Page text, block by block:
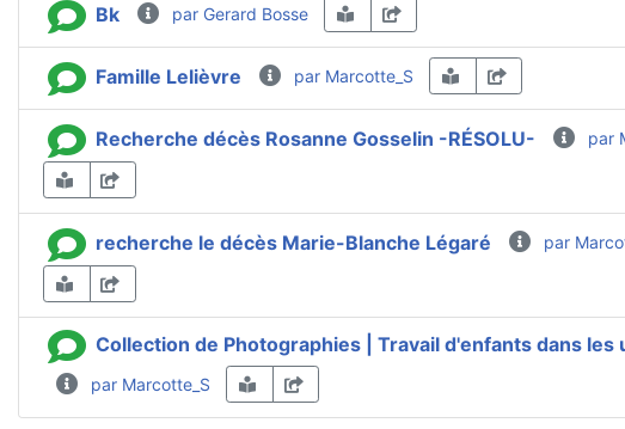
Bk par Gerard Bosse
Famille Lelièvre par Marcotte_S
Recherche décès Rosanne Gosselin -RÉSOLU- par
recherche le décès Marie-Blanche Légaré par
Collection de Photographies | Travail d'enfants dans les
par Marcotte_S